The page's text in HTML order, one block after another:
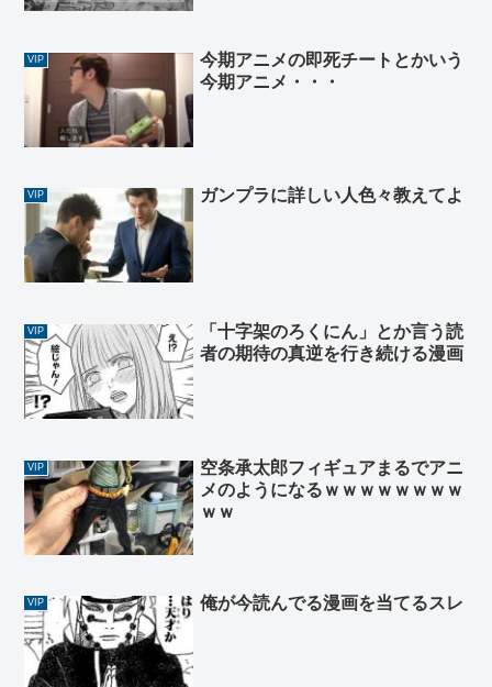
VIP
今期アニメの即死チートとかいう
今期アニメ・・・
VIP ガンプラに詳しい人色々教えてよ
VIP
「十字架のろくにん」とか言う読
者の期待の真逆を行き続ける漫画
VIP
空条承太郎フィギュアまるでアニ
メのようになるｗｗｗｗｗｗｗｗ
ｗｗ
VIP 俺が今読んでる漫画を当てるスレ